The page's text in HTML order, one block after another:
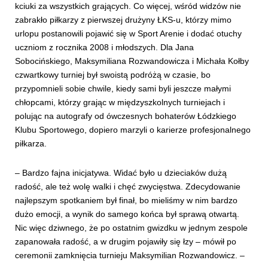
kciuki za wszystkich grających. Co więcej, wśród widzów nie
zabrakło piłkarzy z pierwszej drużyny ŁKS-u, którzy mimo
urlopu postanowili pojawić się w Sport Arenie i dodać otuchy
uczniom z rocznika 2008 i młodszych. Dla Jana
Sobocińskiego, Maksymiliana Rozwandowicza i Michała Kołby
czwartkowy turniej był swoistą podróżą w czasie, bo
przypomnieli sobie chwile, kiedy sami byli jeszcze małymi
chłopcami, którzy grając w międzyszkolnych turniejach i
polując na autografy od ówczesnych bohaterów Łódzkiego
Klubu Sportowego, dopiero marzyli o karierze profesjonalnego
piłkarza.
– Bardzo fajna inicjatywa. Widać było u dzieciaków dużą
radość, ale też wolę walki i chęć zwycięstwa. Zdecydowanie
najlepszym spotkaniem był finał, bo mieliśmy w nim bardzo
dużo emocji, a wynik do samego końca był sprawą otwartą.
Nic więc dziwnego, że po ostatnim gwizdku w jednym zespole
zapanowała radość, a w drugim pojawiły się łzy – mówił po
ceremonii zamknięcia turnieju Maksymilian Rozwandowicz. –